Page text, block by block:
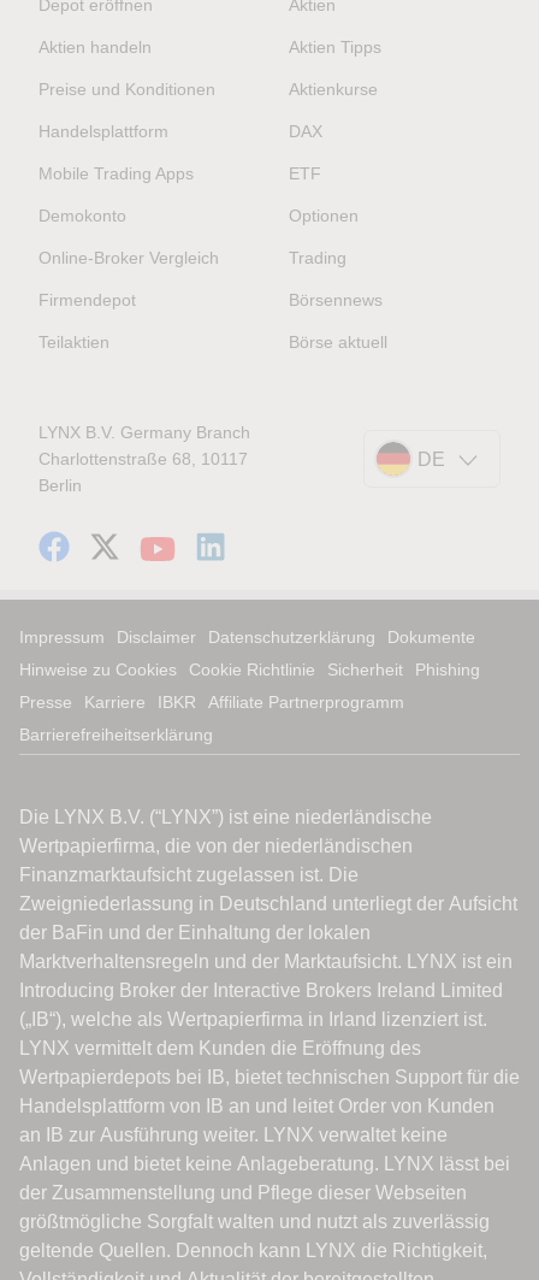
Depot eröffnen
Aktien handeln
Preise und Konditionen
Handelsplattform
Mobile Trading Apps
Demokonto
Online-Broker Vergleich
Firmendepot
Teilaktien
Aktien
Aktien Tipps
Aktienkurse
DAX
ETF
Optionen
Trading
Börsennews
Börse aktuell
LYNX B.V. Germany Branch
Charlottenstraße 68, 10117
Berlin
DE
Impressum Disclaimer Datenschutzerklärung
Dokumente
Hinweise zu Cookies
Cookie Richtlinie Sicherheit
Phishing
Presse
Karriere IBKR
Affiliate Partnerprogramm
Barrierefreiheitserklärung